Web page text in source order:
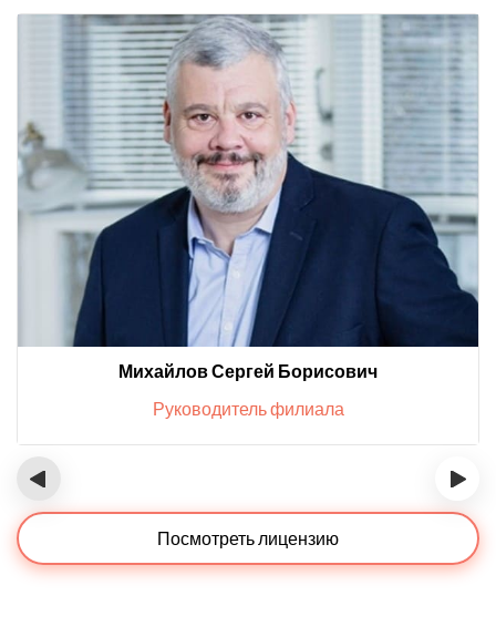
Михайлов Сергей Борисович
Руководитель филиала
‹ ›
Посмотреть лицензию